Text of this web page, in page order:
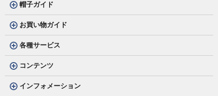
帽子ガイド
お買い物ガイド
各種サービス
コンテンツ
インフォメーション